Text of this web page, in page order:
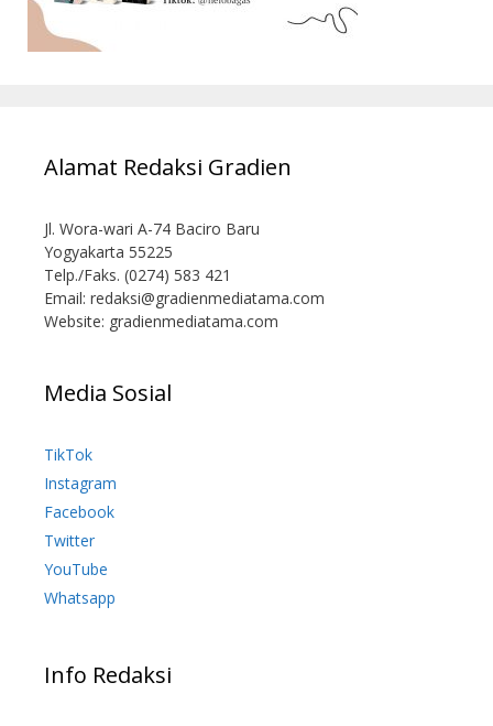
Alamat Redaksi Gradien
Jl. Wora-wari A-74 Baciro Baru
Yogyakarta 55225
Telp./Faks. (0274) 583 421
Email: redaksi@gradienmediatama.com
Website: gradienmediatama.com
Media Sosial
TikTok
Instagram
Facebook
Twitter
YouTube
Whatsapp
Info Redaksi